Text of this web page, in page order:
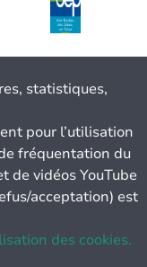
statistiques,
pour l’utilisation
fréquentation du
de vidéos YouTube
acceptation) est
des cookies.